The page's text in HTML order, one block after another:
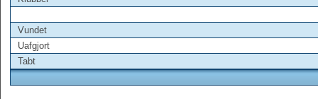
Vundet
Uafgjort
Tabt